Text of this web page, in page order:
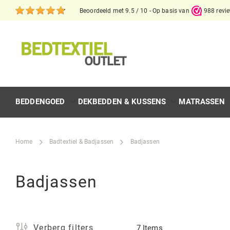
Beoordeeld met 9.5 / 10 - Op basis van 988
BEDDENGOED DEKBEDDEN & KUSSENS MATRASSEN
Home Badtextiel & Badjassen Badjassen
Badjassen
7Items
Verberg filters